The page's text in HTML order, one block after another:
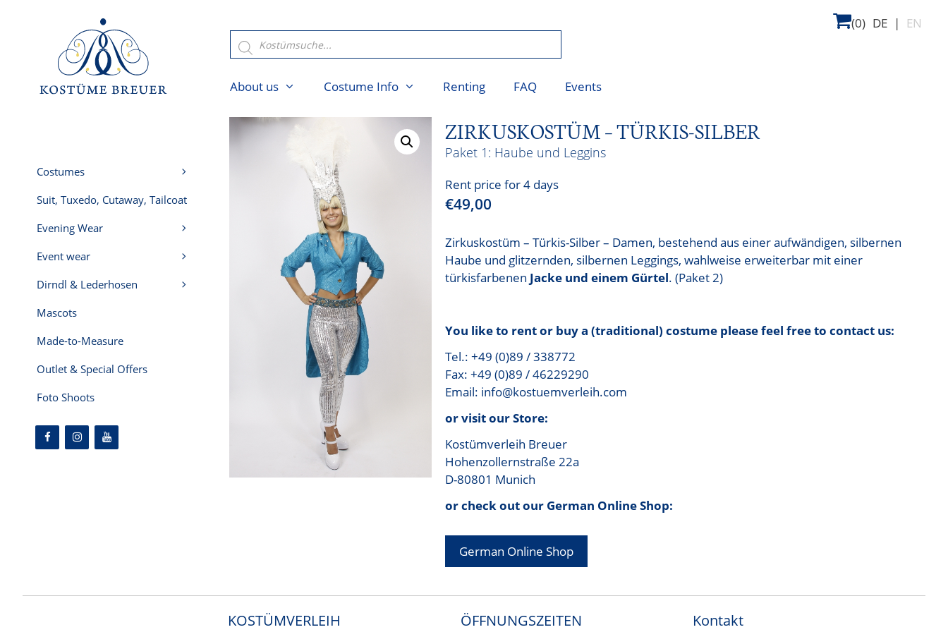
Products
search
(0) DE | EN
About us Costume Info Renting FAQ Events
ZIRKUSKOSTÜM – TÜRKIS-SILBER
Haube und Leggins
Rent price for 4 days
€49,00
Zirkuskostüm – Türkis-Silber – Damen, bestehend aus einer aufwändigen, silbernen
Haube und glitzernden, silbernen Leggings, wahlweise erweiterbar mit einer
türkisfarbenen Jacke und einem Gürtel. (Paket 2)
You like to rent or buy a (traditional) costume please feel free to contact us:
Tel.: +49 (0)89 / 338772
Fax: +49 (0)89 / 46229290
Email: info@kostuemverleih.com
or visit our Store:
Kostümverleih Breuer
Hohenzollernstraße 22a
D-80801 Munich
or check out our German Online Shop:
German Online Shop
Costumes
Suit, Tuxedo, Cutaway, Tailcoat
Evening Wear
Event wear
Dirndl & Lederhosen
Mascots
Made-to-Measure
Outlet & Special Offers
Foto Shoots
KOSTÜMVERLEIH ÖFFNUNGSZEITEN Kontakt